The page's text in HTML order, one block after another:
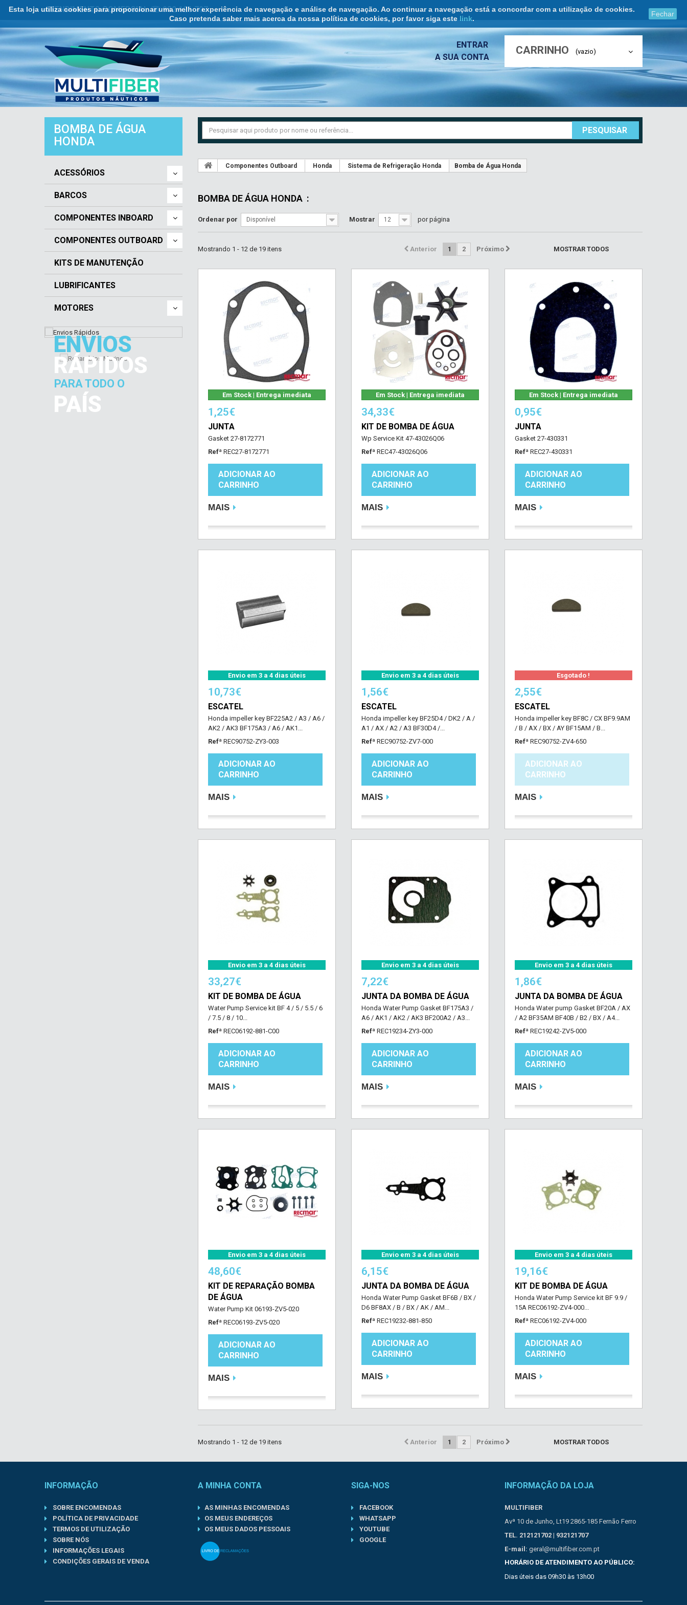
Esta loja utiliza cookies para proporcionar uma melhor experiência de navegação e análise de navegação. Ao continuar a navegação está a concordar com a utilização de cookies.
Caso pretenda saber mais acerca da nossa política de cookies, por favor siga este link.
Fechar
ATENDIMENTO COMERCIAL ☏ 932 121 707
CARRINHO (vazio)
ENTRAR
A SUA CONTA
PESQUISAR
BOMBA DE ÁGUA
HONDA
ACESSÓRIOS
BARCOS
COMPONENTES INBOARD
COMPONENTES OUTBOARD
KITS DE MANUTENÇÃO
LUBRIFICANTES
MOTORES
ENVIOS
RÁPIDOS
PARA TODO O
PAÍS
Componentes Outboard Honda Sistema de Refrigeração Honda Bomba de Água Honda
BOMBA DE ÁGUA HONDA :
Ordenar por Disponível Mostrar 12 por página
MOSTRAR TODOS
Anterior 1 2 Próximo
Mostrando 1 - 12 de 19 itens
Em Stock | Entrega imediata
1,25€
JUNTA
Gasket 27-8172771
Refª REC27-8172771
ADICIONAR AO
CARRINHO
MAIS
Em Stock | Entrega imediata
34,33€
KIT DE BOMBA DE ÁGUA
Wp Service Kit 47-43026Q06
Refª REC47-43026Q06
ADICIONAR AO
CARRINHO
MAIS
Em Stock | Entrega imediata
0,95€
JUNTA
Gasket 27-430331
Refª REC27-430331
ADICIONAR AO
CARRINHO
MAIS
Envio em 3 a 4 dias úteis
10,73€
ESCATEL
Honda impeller key BF225A2 / A3 / A6 /
AK2 / AK3 BF175A3 / A6 / AK1...
Refª REC90752-ZY3-003
ADICIONAR AO
CARRINHO
MAIS
Envio em 3 a 4 dias úteis
1,56€
ESCATEL
Honda impeller key BF25D4 / DK2 / A /
A1 / AX / A2 / A3 BF30D4 /...
Refª REC90752-ZV7-000
ADICIONAR AO
CARRINHO
MAIS
Esgotado !
2,55€
ESCATEL
Honda impeller key BF8C / CX BF9.9AM
/ B / AX / BX / AY BF15AM / B...
Refª REC90752-ZV4-650
ADICIONAR AO
CARRINHO
MAIS
Envio em 3 a 4 dias úteis
33,27€
KIT DE BOMBA DE ÁGUA
Water Pump Service kit BF 4 / 5 / 5.5 / 6
/ 7.5 / 8 / 10...
Refª REC06192-881-C00
ADICIONAR AO
CARRINHO
MAIS
Envio em 3 a 4 dias úteis
7,22€
JUNTA DA BOMBA DE ÁGUA
Honda Water Pump Gasket BF175A3 /
A6 / AK1 / AK2 / AK3 BF200A2 / A3...
Refª REC19234-ZY3-000
ADICIONAR AO
CARRINHO
MAIS
Envio em 3 a 4 dias úteis
1,86€
JUNTA DA BOMBA DE ÁGUA
Honda Water pump Gasket BF20A / AX
/ A2 BF35AM BF40B / B2 / BX / A4...
Refª REC19242-ZV5-000
ADICIONAR AO
CARRINHO
MAIS
Envio em 3 a 4 dias úteis
48,60€
KIT DE REPARAÇÃO BOMBA
DE ÁGUA
Water Pump Kit 06193-ZV5-020
Refª REC06193-ZV5-020
ADICIONAR AO
CARRINHO
MAIS
Envio em 3 a 4 dias úteis
6,15€
JUNTA DA BOMBA DE ÁGUA
Honda Water Pump Gasket BF6B / BX /
D6 BF8AX / B / BX / AK / AM...
Refª REC19232-881-850
ADICIONAR AO
CARRINHO
MAIS
Envio em 3 a 4 dias úteis
19,16€
KIT DE BOMBA DE ÁGUA
Honda Water Pump Service kit BF 9.9 /
15A REC06192-ZV4-000...
Refª REC06192-ZV4-000
ADICIONAR AO
CARRINHO
MAIS
MOSTRAR TODOS
Anterior 1 2 Próximo
Mostrando 1 - 12 de 19 itens
INFORMAÇÃO
SOBRE ENCOMENDAS
POLÍTICA DE PRIVACIDADE
TERMOS DE UTILIZAÇÃO
SOBRE NÓS
INFORMAÇÕES LEGAIS
CONDIÇÕES GERAIS DE VENDA
A MINHA CONTA
AS MINHAS ENCOMENDAS
OS MEUS ENDEREÇOS
OS MEUS DADOS PESSOAIS
SIGA-NOS
FACEBOOK
WHATSAPP
YOUTUBE
GOOGLE
INFORMAÇÃO DA LOJA
MULTIFIBER
Avª 10 de Junho, Lt19 2865-185 Fernão Ferro
TEL. 212121702 | 932121707
E-mail: geral@multifiber.com.pt
HORÁRIO DE ATENDIMENTO AO PÚBLICO:
Dias úteis das 09h30 às 13h00